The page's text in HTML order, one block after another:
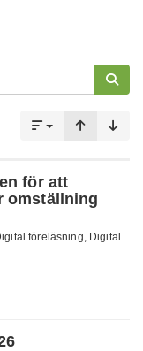
för att
omställning
föreläsning, Digital